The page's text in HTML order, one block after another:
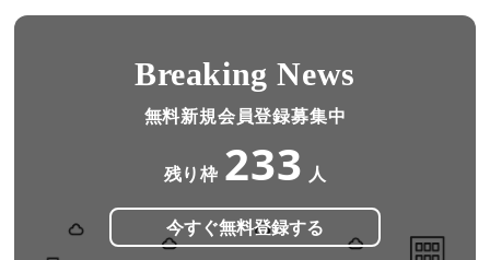
Breaking News
無料新規会員登録募集中
残り枠 233 人
今すぐ無料登録する